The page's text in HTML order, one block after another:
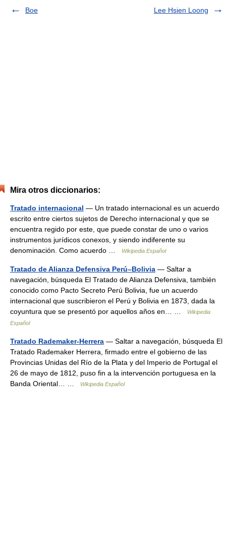
Boe
Lee Hsien Loong
Mira otros diccionarios:
Tratado internacional — Un tratado internacional es un acuerdo
escrito entre ciertos sujetos de Derecho internacional y que se
encuentra regido por este, que puede constar de uno o varios
instrumentos jurídicos conexos, y siendo indiferente su
denominación. Como acuerdo …
Wikipedia Español
Tratado de Alianza Defensiva Perú–Bolivia — Saltar a
navegación, búsqueda El Tratado de Alianza Defensiva, también
conocido como Pacto Secreto Perú Bolivia, fue un acuerdo
internacional que suscribieron el Perú y Bolivia en 1873, dada la
coyuntura que se presentó por aquellos años en… …
Wikipedia
Español
Tratado Rademaker-Herrera — Saltar a navegación, búsqueda El
Tratado Rademaker Herrera, firmado entre el gobierno de las
Provincias Unidas del Río de la Plata y del Imperio de Portugal el
26 de mayo de 1812, puso fin a la intervención portuguesa en la
Banda Oriental… …
Wikipedia Español